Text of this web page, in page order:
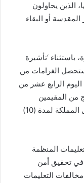
الذين يحاولون
أو البقاء
باستثناء ‘تأشيرة
ستحصل الغرامات من
الرابع عشر من
من المقيمين
والمتخلفين إلى بلدانهم، ومنعهم من دخول المملكة لمدة (10)
المنظمة
في تحقيق أمن
التعليمات